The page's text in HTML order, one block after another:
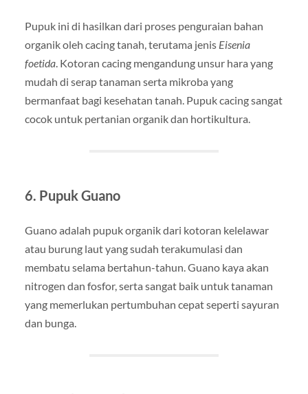
Pupuk ini di hasilkan dari proses penguraian bahan
organik oleh cacing tanah, terutama jenis Eisenia
foetida. Kotoran cacing mengandung unsur hara yang
mudah di serap tanaman serta mikroba yang
bermanfaat bagi kesehatan tanah. Pupuk cacing sangat
cocok untuk pertanian organik dan hortikultura.
6. Pupuk Guano
Guano adalah pupuk organik dari kotoran kelelawar
atau burung laut yang sudah terakumulasi dan
membatu selama bertahun-tahun. Guano kaya akan
nitrogen dan fosfor, serta sangat baik untuk tanaman
yang memerlukan pertumbuhan cepat seperti sayuran
dan bunga.